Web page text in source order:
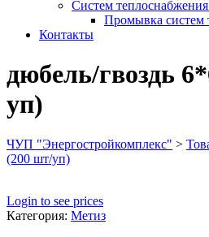
Систем
Промывка систем
Контакты
дюбель/гвоздь
уп)
ЧУП "Энергостройкомплекс" >
(200 шт/уп)
Login to see prices
Категория: Метиз